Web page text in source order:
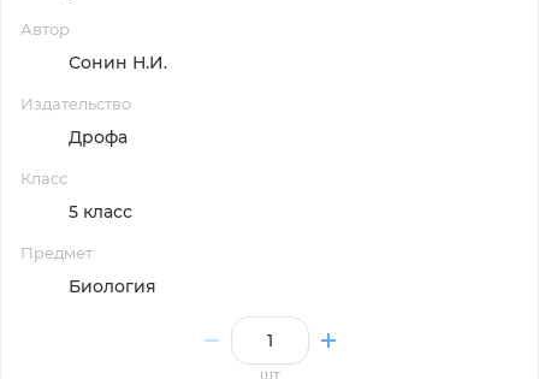
Автор
Сонин Н.И.
Издательство
Дрофа
Класс
5 класс
Предмет
Биология
шт